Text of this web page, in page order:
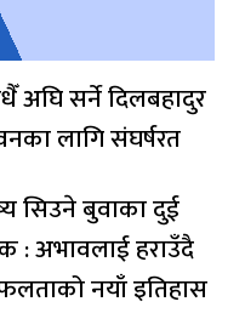
सर्ने दिलबहादुर
लागि संघर्षरत
सिउने बुवाका दुई
: अभावलाई हराउँदै
नयाँ इतिहास